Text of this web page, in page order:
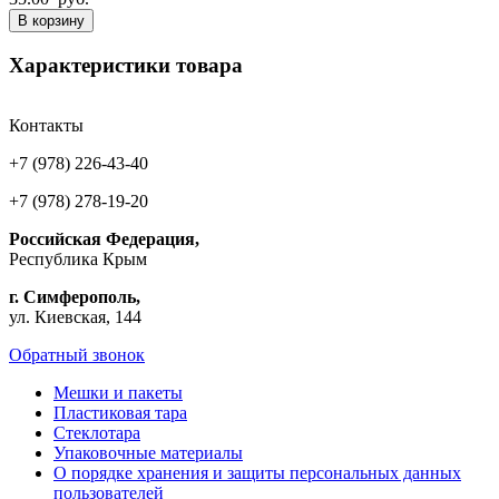
В корзину
Характеристики товара
Контакты
+7 (978) 226-43-40
+7 (978) 278-19-20
Российская Федерация,
Республика Крым
г. Симферополь,
ул. Киевская, 144
Обратный звонок
Мешки и пакеты
Пластиковая тара
Стеклотара
Упаковочные материалы
О порядке хранения и защиты персональных данных
пользователей